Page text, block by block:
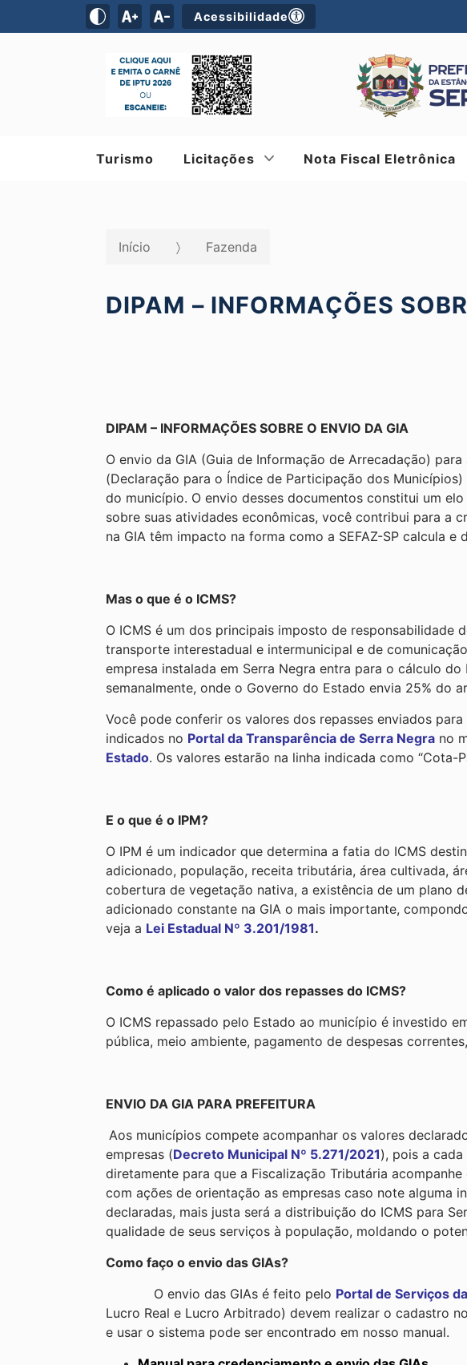
Acessibilidade
Turismo Licitações Nota Fiscal Eletrônica
Início Fazenda
DIPAM – INFORMAÇÕES
DIPAM – INFORMAÇÕES SOBRE O ENVIO DA GIA
O envio da GIA (Guia de Informação de Arrecadação)
(Declaração para o Índice de Participação dos
do município. O envio desses documentos constitui um
sobre suas atividades econômicas, você contribui para a
na GIA têm impacto na forma como a SEFAZ-SP calcula
Mas o que é o ICMS?
O ICMS é um dos principais imposto de
transporte interestadual e intermunicipal e de
empresa instalada em Serra Negra entra para o cálculo
semanalmente, onde o Governo do Estado envia 25% do
Você pode conferir os valores dos repasses enviados
indicados no Portal da Transparência de Serra Negra no
Estado. Os valores estarão na linha indicada como “Cota-
E o que é o IPM?
O IPM é um indicador que determina a fatia do ICMS
adicionado, população, receita tributária, área cultivada,
cobertura de vegetação nativa, a existência de um plano
adicionado constante na GIA o mais importante,
veja a Lei Estadual Nº 3.201/1981.
Como é aplicado o valor dos repasses do ICMS?
O ICMS repassado pelo Estado ao município é investido
pública, meio ambiente, pagamento de despesas
ENVIO DA GIA PARA PREFEITURA
Aos municípios compete acompanhar os valores
empresas (Decreto Municipal Nº 5.271/2021), pois a
diretamente para que a Fiscalização Tributária
com ações de orientação as empresas caso note alguma
declaradas, mais justa será a distribuição do ICMS para
qualidade de seus serviços à população, moldando o
Como faço o envio das GIAs?
O envio das GIAs é feito pelo Portal de Serviços
Lucro Real e Lucro Arbitrado) devem realizar o cadastro
e usar o sistema pode ser encontrado em nosso manual.